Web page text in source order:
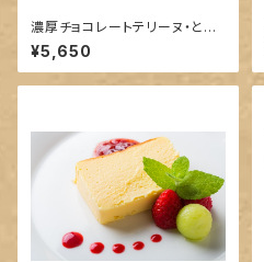
濃厚チョコレートテリーヌ・とろ
けるチーズテリーヌセット（税込/
送料込）
¥5,650